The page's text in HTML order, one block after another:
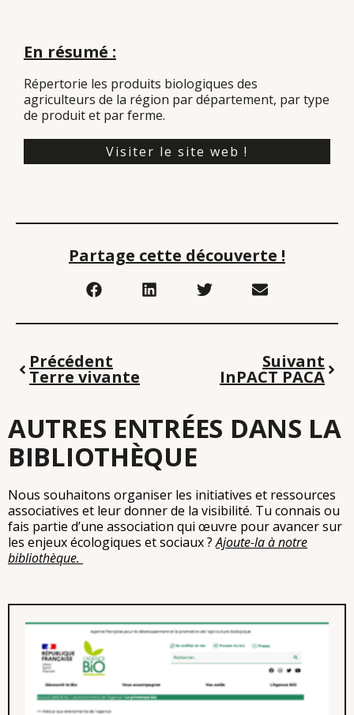
En résumé :
Répertorie les produits biologiques des
agriculteurs de la région par département, par type
de produit et par ferme.
Visiter le site web !
Partage cette découverte !
Précédent
Terre vivante
Suivant
InPACT PACA
AUTRES ENTRÉES DANS LA
BIBLIOTHÈQUE
Nous souhaitons organiser les initiatives et ressources
associatives et leur donner de la visibilité. Tu connais ou
fais partie d’une association qui œuvre pour avancer sur
les enjeux écologiques et sociaux ?Ajoute-la à notre
bibliothèque.